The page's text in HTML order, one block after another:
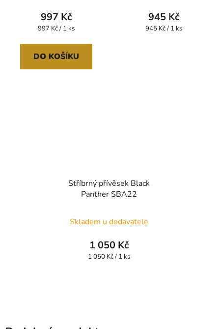
997 Kč
Měrná
997 Kč / 1 ks
DO KOŠÍKU
945 Kč
Měrná
945 Kč / 1 ks
Stříbrný přívěsek Black
Panther SBA22
Skladem u dodavatele
1 050 Kč
Měrná
1 050 Kč / 1 ks